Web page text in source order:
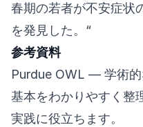
春期の若者が不安症状
を発見した。“
参考資料
Purdue OWL — 学術的
基本をわかりやすく整
実践に役立ちます。